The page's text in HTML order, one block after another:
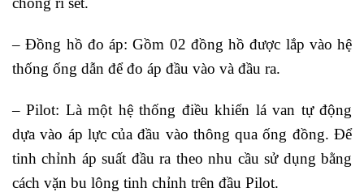
– Đồng hồ đo áp: Gồm 02 đồng hồ được lắp vào hệ
thống ống dẫn để đo áp đầu vào và đầu ra.
– Pilot: Là một hệ thống điều khiển lá van tự động
dựa vào áp lực của đầu vào thông qua ống đồng. Để
tinh chỉnh áp suất đầu ra theo nhu cầu sử dụng bằng
cách vặn bu lông tinh chỉnh trên đầu Pilot.